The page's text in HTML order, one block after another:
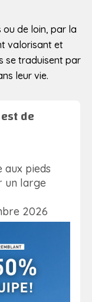
ou de loin, par la
valorisant et
se traduisent par
leur vie.
de
aux pieds
un large
2026